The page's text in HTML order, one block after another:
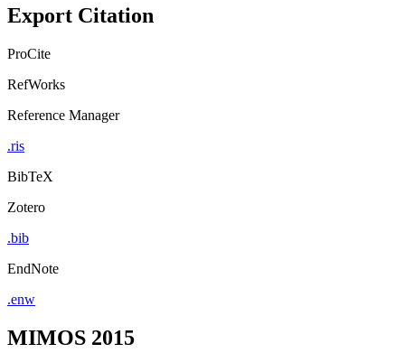
Export Citation
ProCite
RefWorks
Reference Manager
.ris
BibTeX
Zotero
.bib
EndNote
.enw
MIMOS 2015